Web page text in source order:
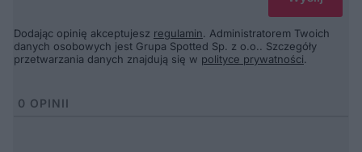
Dodając opinię akceptujesz regulamin. Administratorem Twoich
danych osobowych jest Grupa Spotted Sp. z o.o.. Szczegóły
przetwarzania danych znajdują się w polityce prywatności.
0 OPINII